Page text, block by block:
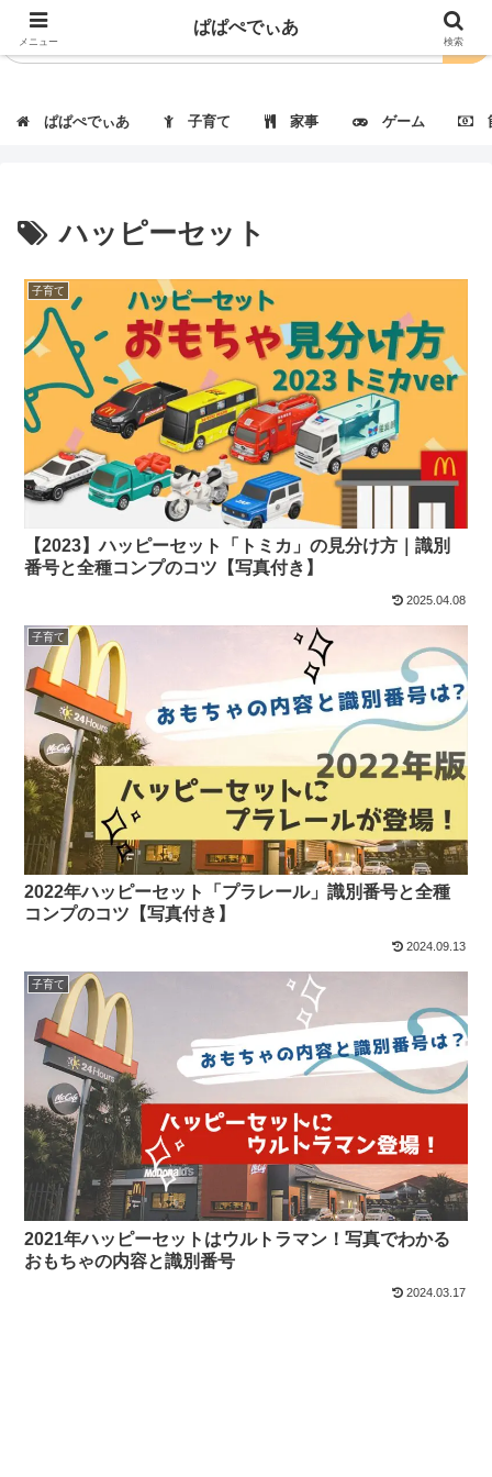
ぱぱぺでぃあ 子育て 家事 ゲーム
ハッピーセット
子育て
【2023】ハッピーセット「トミカ」の見分け方｜識別
番号と全種コンプのコツ【写真付き】
2025.04.08
子育て
2022年ハッピーセット「プラレール」識別番号と全種
コンプのコツ【写真付き】
2024.09.13
子育て
2021年ハッピーセットはウルトラマン！写真でわかる
おもちゃの内容と識別番号
2024.03.17
メニュー
ぱぱぺでぃあ
検索